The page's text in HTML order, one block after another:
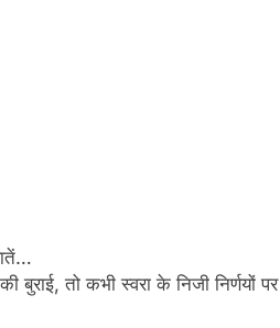
तो कभी स्वरा के निजी निर्णयों पर